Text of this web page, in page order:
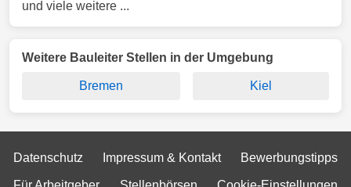
und viele weitere ...
Weitere Bauleiter Stellen in der Umgebung
Bremen Kiel
Datenschutz Impressum & Kontakt Bewerbungstipps